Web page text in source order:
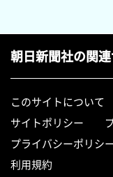
朝日新聞社の関
このサイトについて
サイトポリシー
プライバシーポリシ
利用規約